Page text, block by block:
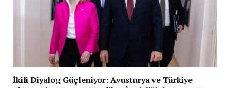
İkili Diyalog Güçleniyor: Avusturya ve Türkiye